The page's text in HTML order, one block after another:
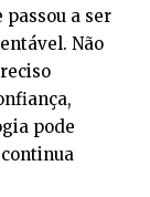
a ser
Não
pode